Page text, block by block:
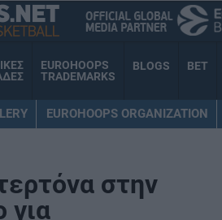
EUROHOOPS
TRADEMARKS
BLOGS BET
EUROHOOPS ORGANIZATION
στην
για